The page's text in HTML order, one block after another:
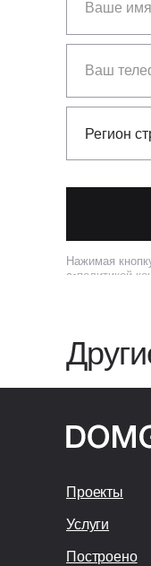
Нажимая
с⦁политикой
Проекты
Услуги
Построено